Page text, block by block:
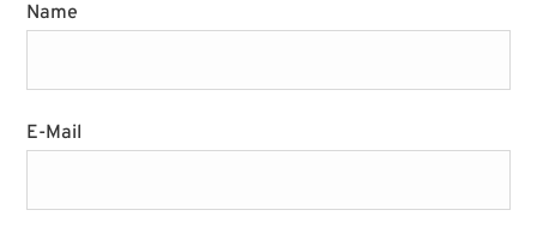
MARKEN
PRESSE
KONTAKTFORMULAR
Name
E-Mail